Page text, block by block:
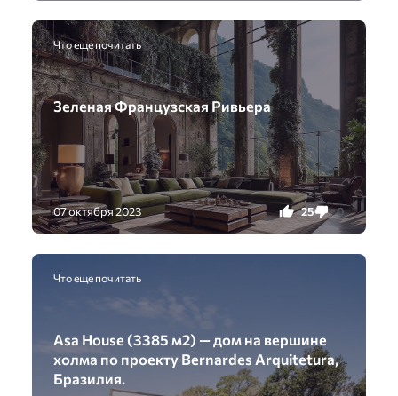
Что еще почитать
Зеленая Французская Ривьера
07 октября 2023 25 0
Что еще почитать
Asa House (3385 м2) — дом на вершине
холма по проекту Bernardes Arquitetura,
Бразилия.